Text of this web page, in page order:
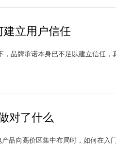
建立用户信任
，品牌承诺本身已不足以建立信任
对了什么
品向高价区集中布局时，如何在入